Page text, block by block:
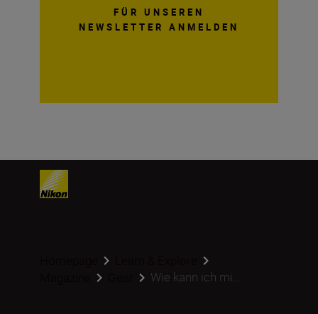
FÜR UNSEREN
NEWSLETTER ANMELDEN
Wie kann ich mi...